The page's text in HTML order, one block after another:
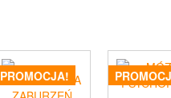
PROMOCJA!